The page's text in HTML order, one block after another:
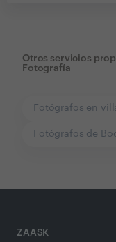
Otros servicios
Fotografía
Fotógrafos en
Fotógrafos de
ZAASK